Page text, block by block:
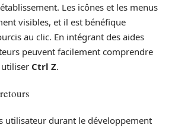
Les icônes et les menus
visibles, et il est bénéfique
au clic. En intégrant des aides
peuvent facilement comprendre
Ctrl Z.
utilisateur durant le développement